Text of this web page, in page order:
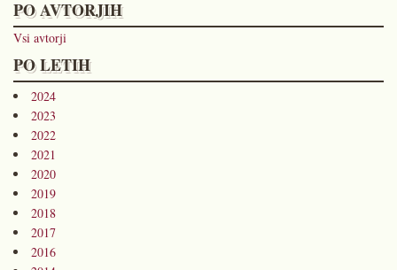
PO AVTORJIH
Vsi avtorji
PO LETIH
2024
2023
2022
2021
2020
2019
2018
2017
2016